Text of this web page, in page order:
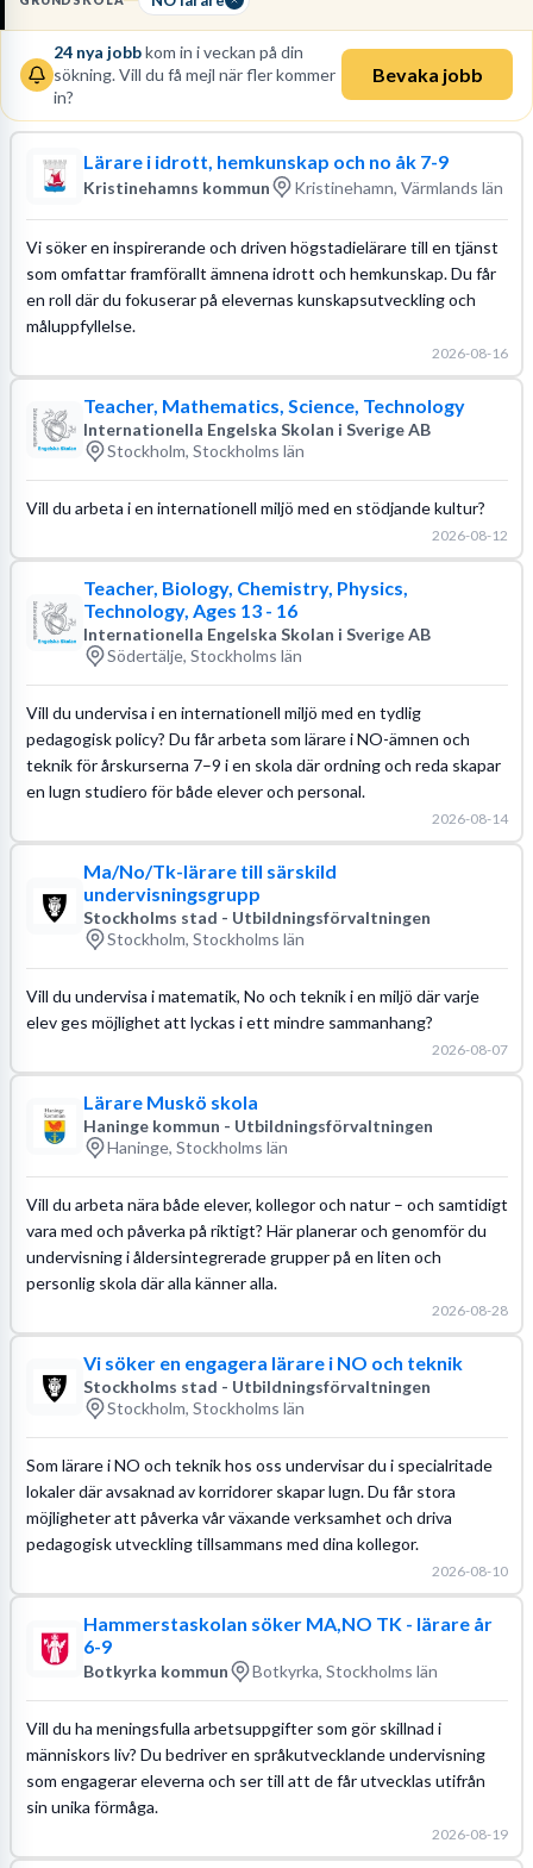
Läs mer om yrket:
Löneguide Arbetsuppgifter
24 nya jobbkom in i veckan på din
sökning. Vill du få mejl när fler kommer
in?
Bevaka jobb
Lärare i idrott, hemkunskap och no åk 7-9
Kristinehamns kommun Kristinehamn, Värmlands län
Vi söker en inspirerande och driven högstadielärare till en tjänst
som omfattar framförallt ämnena idrott och hemkunskap. Du får
en roll där du fokuserar på elevernas kunskapsutveckling och
måluppfyllelse.
2026-08-16
Teacher, Mathematics, Science, Technology
Internationella Engelska Skolan i Sverige AB
Stockholm, Stockholms län
Vill du arbeta i en internationell miljö med en stödjande kultur?
2026-08-12
Teacher, Biology, Chemistry, Physics,
Technology, Ages 13 - 16
Internationella Engelska Skolan i Sverige AB
Södertälje, Stockholms län
Vill du undervisa i en internationell miljö med en tydlig
pedagogisk policy? Du får arbeta som lärare i NO-ämnen och
teknik för årskurserna 7–9 i en skola där ordning och reda skapar
en lugn studiero för både elever och personal.
2026-08-14
Ma/No/Tk-lärare till särskild
undervisningsgrupp
Stockholms stad - Utbildningsförvaltningen
Stockholm, Stockholms län
Vill du undervisa i matematik, No och teknik i en miljö där varje
elev ges möjlighet att lyckas i ett mindre sammanhang?
2026-08-07
Lärare Muskö skola
Haninge kommun - Utbildningsförvaltningen
Haninge, Stockholms län
Vill du arbeta nära både elever, kollegor och natur – och samtidigt
vara med och påverka på riktigt? Här planerar och genomför du
undervisning i åldersintegrerade grupper på en liten och
personlig skola där alla känner alla.
2026-08-28
Vi söker en engagera lärare i NO och teknik
Stockholms stad - Utbildningsförvaltningen
Stockholm, Stockholms län
Som lärare i NO och teknik hos oss undervisar du i specialritade
lokaler där avsaknad av korridorer skapar lugn. Du får stora
möjligheter att påverka vår växande verksamhet och driva
pedagogisk utveckling tillsammans med dina kollegor.
2026-08-10
Hammerstaskolan söker MA,NO TK - lärare år
6-9
Botkyrka kommun Botkyrka, Stockholms län
Vill du ha meningsfulla arbetsuppgifter som gör skillnad i
människors liv? Du bedriver en språkutvecklande undervisning
som engagerar eleverna och ser till att de får utvecklas utifrån
sin unika förmåga.
2026-08-19